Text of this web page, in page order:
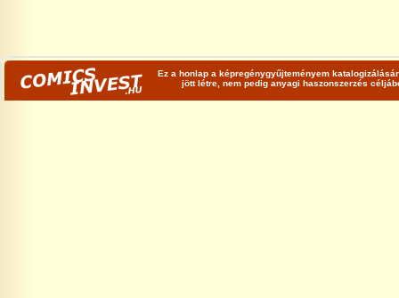
Ez a honlap a képregénygyűjteményem
jött létre, nem pedig anyagi haszonszerzés